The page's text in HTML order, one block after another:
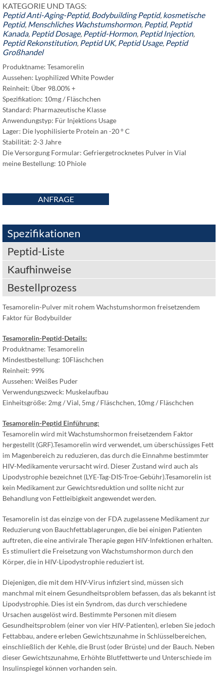
KATEGORIE UND TAGS:
Peptid Anti-Aging-Peptid, Bodybuilding Peptid, kosmetische
Peptid, Menschliches Wachstumshormon, Peptid, Peptid
Kanada, Peptid Dosage, Peptid-Hormon, Peptid Injection,
Peptid Rekonstitution, Peptid UK, Peptid Usage, Peptid
Großhandel
Produktname: Tesamorelin
Aussehen: Lyophilized White Powder
Reinheit: Über 98.00% +
Spezifikation: 10mg / Fläschchen
Standard: Pharmazeutische Klasse
Anwendungstyp: Für Injektions Usage
Lager: Die lyophilisierte Protein an -20 ° C
Stabilität: 2-3 Jahre
Die Versorgung Formular: Gefriergetrocknetes Pulver in Vial
meine Bestellung: 10 Phiole
ANFRAGE
Spezifikationen
Peptid-Liste
Kaufhinweise
Bestellprozess
Tesamorelin-Pulver mit rohem Wachstumshormon freisetzendem
Faktor für Bodybuilder
Tesamorelin-Peptid-Details:
Produktname: Tesamorelin
Mindestbestellung: 10Fläschchen
Reinheit: 99%
Aussehen: Weißes Puder
Verwendungszweck: Muskelaufbau
Einheitsgröße: 2mg / Vial, 5mg / Fläschchen, 10mg / Fläschchen
Tesamorelin-Peptid Einführung:
Tesamorelin wird mit Wachstumshormon freisetzendem Faktor
hergestellt (GRF).Tesamorelin wird verwendet, um überschüssiges Fett
im Magenbereich zu reduzieren, das durch die Einnahme bestimmter
HIV-Medikamente verursacht wird. Dieser Zustand wird auch als
Lipodystrophie bezeichnet (LYE-Tag-DIS-Troe-Gebühr).Tesamorelin ist
kein Medikament zur Gewichtsreduktion und sollte nicht zur
Behandlung von Fettleibigkeit angewendet werden.
Tesamorelin ist das einzige von der FDA zugelassene Medikament zur
Reduzierung von Bauchfettablagerungen, die bei einigen Patienten
auftreten, die eine antivirale Therapie gegen HIV-Infektionen erhalten.
Es stimuliert die Freisetzung von Wachstumshormon durch den
Körper, die in HIV-Lipodystrophie reduziert ist.
Diejenigen, die mit dem HIV-Virus infiziert sind, müssen sich
manchmal mit einem Gesundheitsproblem befassen, das als bekannt ist
Lipodystrophie. Dies ist ein Syndrom, das durch verschiedene
Ursachen ausgelöst wird. Bestimmte Personen mit diesem
Gesundheitsproblem (einer von vier HIV-Patienten), erleben Sie jedoch
Fettabbau, andere erleben Gewichtszunahme in Schlüsselbereichen,
einschließlich der Kehle, die Brust (oder Brüste) und der Bauch. Neben
dieser Gewichtszunahme, Erhöhte Blutfettwerte und Unterschiede im
Insulinspiegel können vorhanden sein.